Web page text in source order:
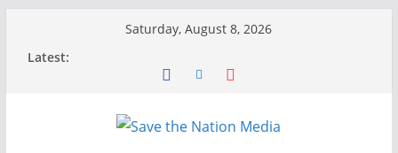
Saturday, August 8, 2026
Latest: